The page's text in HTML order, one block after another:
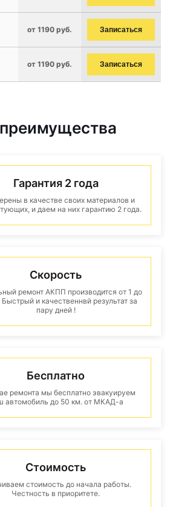
от 1190 руб. Записаться
от 1190 руб. Записаться
Гарантия 2 года
в качестве своих материалов и
и даем на них гарантию 2 года.
Скорость
ремонт АКПП производится от 1 до
и качественнвй результат за
пару дней !
Бесплатно
ремонта мы бесплатно эвакуируем
автомобиль до 50 км. от МКАД-а
Стоимость
стоимость до начала работы.
Честность в приоритете.